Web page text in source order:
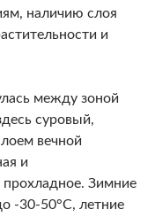
наличию слоя
и
между зоной
суровый,
вечной
и
прохладное. Зимние
-30-50°С, летние